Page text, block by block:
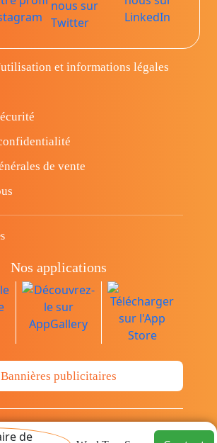
et informations légales
de vente
Nos applications
Bannières publicitaires
2014-2026 Cava.tn Limited Tous